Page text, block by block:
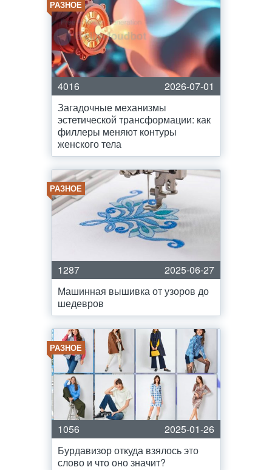
РАЗНОЕ
4016
2026-07-01
Загадочные механизмы
эстетической трансформации: как
филлеры меняют контуры
женского тела
РАЗНОЕ
1287
2025-06-27
Машинная вышивка от узоров до
шедевров
РАЗНОЕ
1056
2025-01-26
Бурдавизор откуда взялось это
слово и что оно значит?